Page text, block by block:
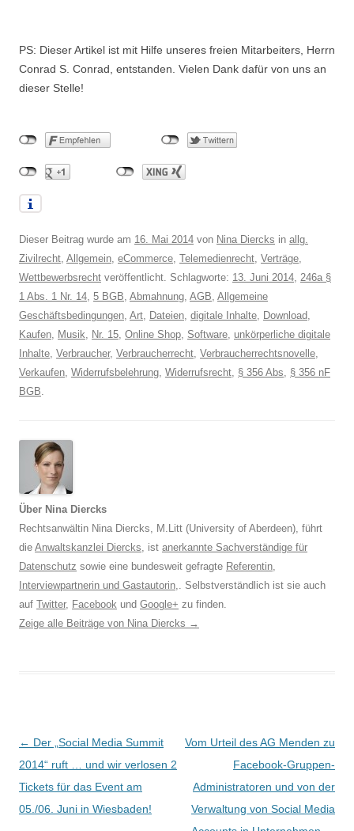
PS: Dieser Artikel ist mit Hilfe unseres freien Mitarbeiters, Herrn
Conrad S. Conrad, entstanden. Vielen Dank dafür von uns an
dieser Stelle!
Dieser Beitrag wurde am 16. Mai 2014 von Nina Diercks in allg.
Zivilrecht, Allgemein, eCommerce, Telemedienrecht, Verträge,
Wettbewerbsrecht veröffentlicht. Schlagworte: 13. Juni 2014, 246a §
1 Abs. 1 Nr. 14, 5 BGB, Abmahnung, AGB, Allgemeine
Geschäftsbedingungen, Art, Dateien, digitale Inhalte, Download,
Kaufen, Musik, Nr. 15, Online Shop, Software, unkörperliche digitale
Inhalte, Verbraucher, Verbraucherrecht, Verbraucherrechtsnovelle,
Verkaufen, Widerrufsbelehrung, Widerrufsrecht, § 356 Abs, § 356 nF
BGB.
Über Nina Diercks
Rechtsanwältin Nina Diercks, M.Litt (University of Aberdeen), führt
die Anwaltskanzlei Diercks, ist anerkannte Sachverständige für
Datenschutz sowie eine bundesweit gefragte Referentin,
Interviewpartnerin und Gastautorin,. Selbstverständlich ist sie auch
auf Twitter, Facebook und Google+ zu finden.
Zeige alle Beiträge von Nina Diercks →
Beitrags-
Navigation
← Der „Social Media Summit
2014“ ruft … und wir verlosen 2
Tickets für das Event am
05./06. Juni in Wiesbaden!
Vom Urteil des AG Menden zu
Facebook-Gruppen-
Administratoren und von der
Verwaltung von Social Media